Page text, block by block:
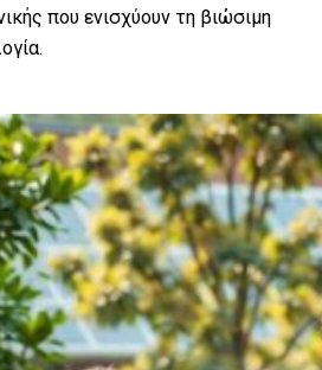
που ενισχύουν τη βιώσιμη